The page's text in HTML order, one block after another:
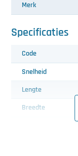
Merk
Specificaties
Code
Snelheid
Lengte
Breedte